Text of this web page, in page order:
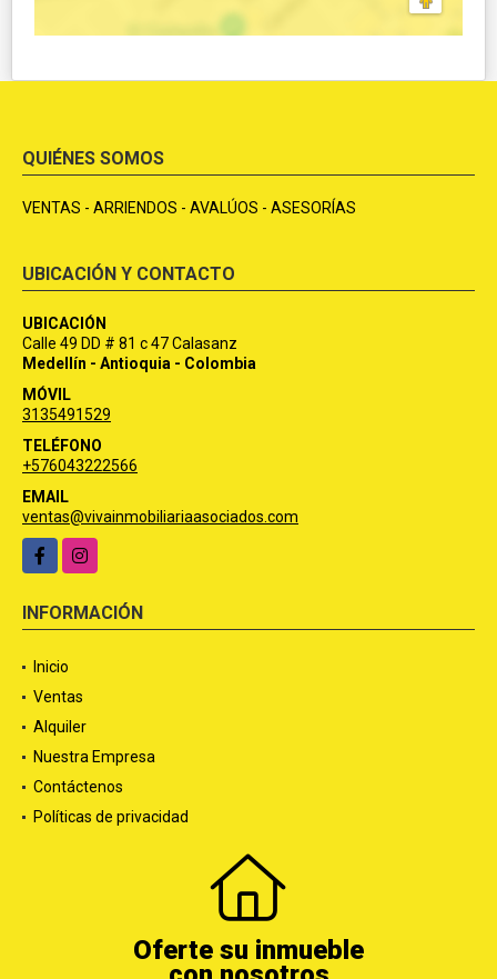
QUIÉNES SOMOS
VENTAS - ARRIENDOS - AVALÚOS - ASESORÍAS
UBICACIÓN Y CONTACTO
UBICACIÓN
Calle 49 DD # 81 c 47 Calasanz
Medellín - Antioquia - Colombia
MÓVIL
3135491529
TELÉFONO
+576043222566
EMAIL
ventas@vivainmobiliariaasociados.com
FacebookInstagram
INFORMACIÓN
Inicio
Ventas
Alquiler
Nuestra Empresa
Contáctenos
Políticas de privacidad
Oferte su inmueble